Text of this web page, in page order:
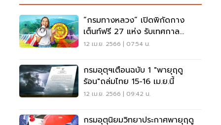
“กรมทางหลวง” เปิดพิกัดกาง
เต็นท์ฟรี 27 แห่ง รับเทศกาล
สงกรานต์ 2566
12 เม.ย. 2566 | 07:54 น.
กรมอุตุฯเตือนฉบับ 1 "พายุฤดู
ร้อน"ถล่มไทย 15-16 เม.ย.นี้
12 เม.ย. 2566 | 09:42 น.
กรมอุตุนิยมวิทยาประกาศพายุฤดู